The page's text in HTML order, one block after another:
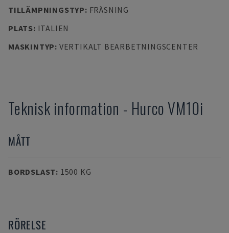
TILLÄMPNINGSTYP: FRÄSNING
PLATS: ITALIEN
MASKINTYP: VERTIKALT BEARBETNINGSCENTER
Teknisk information - Hurco VM10i
MÅTT
BORDSLAST: 1500 KG
RÖRELSE